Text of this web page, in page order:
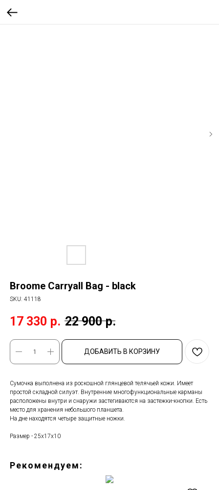
Broome Carryall Bag - black
SKU: 41118
17 330 р. 22 900 р.
ДОБАВИТЬ В КОРЗИНУ
Сумочка выполнена из роскошной глянцевой телячьей кожи. Имеет
простой складной силуэт. Внутренние многофункциональные карманы
расположены внутри и снаружи застегиваются на застежки-кнопки. Есть
место для хранения небольшого планшета.
На дне находятся четыре защитные ножки.
Размер - 25х17х10
Рекомендуем: